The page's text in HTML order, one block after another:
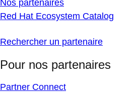
Nos partenaires
Red Hat Ecosystem Catalog
Rechercher un partenaire
Pour nos partenaires
Partner Connect